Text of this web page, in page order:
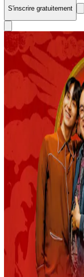
S'inscrire gratuitement